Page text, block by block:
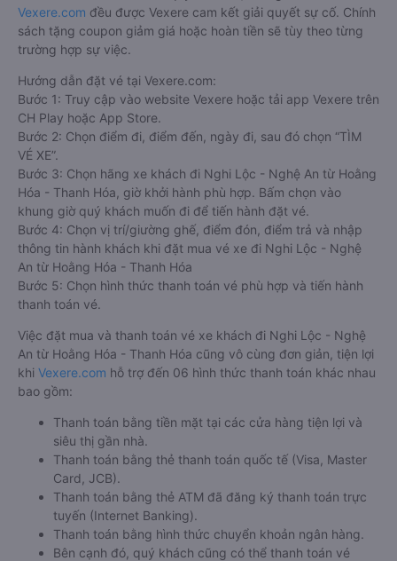
Vexere.com đều được Vexere cam kết giải quyết sự cố. Chính
sách tặng coupon giảm giá hoặc hoàn tiền sẽ tùy theo từng
trường hợp sự việc.
Hướng dẫn đặt vé tại Vexere.com:
Bước 1: Truy cập vào website Vexere hoặc tải app Vexere trên
CH Play hoặc App Store.
Bước 2: Chọn điểm đi, điểm đến, ngày đi, sau đó chọn “TÌM
VÉ XE”.
Bước 3: Chọn hãng xe khách đi Nghi Lộc - Nghệ An từ Hoằng
Hóa - Thanh Hóa, giờ khởi hành phù hợp. Bấm chọn vào
khung giờ quý khách muốn đi để tiến hành đặt vé.
Bước 4: Chọn vị trí/giường ghế, điểm đón, điểm trả và nhập
thông tin hành khách khi đặt mua vé xe đi Nghi Lộc - Nghệ
An từ Hoằng Hóa - Thanh Hóa
Bước 5: Chọn hình thức thanh toán vé phù hợp và tiến hành
thanh toán vé.
Việc đặt mua và thanh toán vé xe khách đi Nghi Lộc - Nghệ
An từ Hoằng Hóa - Thanh Hóa cũng vô cùng đơn giản, tiện lợi
khi Vexere.com hỗ trợ đến 06 hình thức thanh toán khác nhau
bao gồm:
Thanh toán bằng tiền mặt tại các cửa hàng tiện lợi và
siêu thị gần nhà.
Thanh toán bằng thẻ thanh toán quốc tế (Visa, Master
Card, JCB).
Thanh toán bằng thẻ ATM đã đăng ký thanh toán trực
tuyến (Internet Banking).
Thanh toán bằng hình thức chuyển khoản ngân hàng.
Bên cạnh đó, quý khách cũng có thể thanh toán vé